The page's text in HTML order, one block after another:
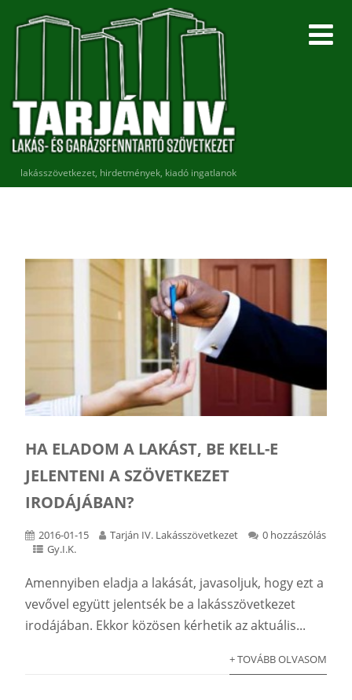
lakásszövetkezet, hirdetmények, kiadó ingatlanok
HA ELADOM A LAKÁST, BE KELL-E
JELENTENI A SZÖVETKEZET
IRODÁJÁBAN?
2016-01-15 Tarján IV. Lakásszövetkezet
0 hozzászólás
Gy.I.K.
Amennyiben eladja a lakását, javasoljuk, hogy ezt a
vevővel együtt jelentsék be a lakásszövetkezet
irodájában. Ekkor közösen kérhetik az aktuális...
+ TOVÁBB OLVASOM